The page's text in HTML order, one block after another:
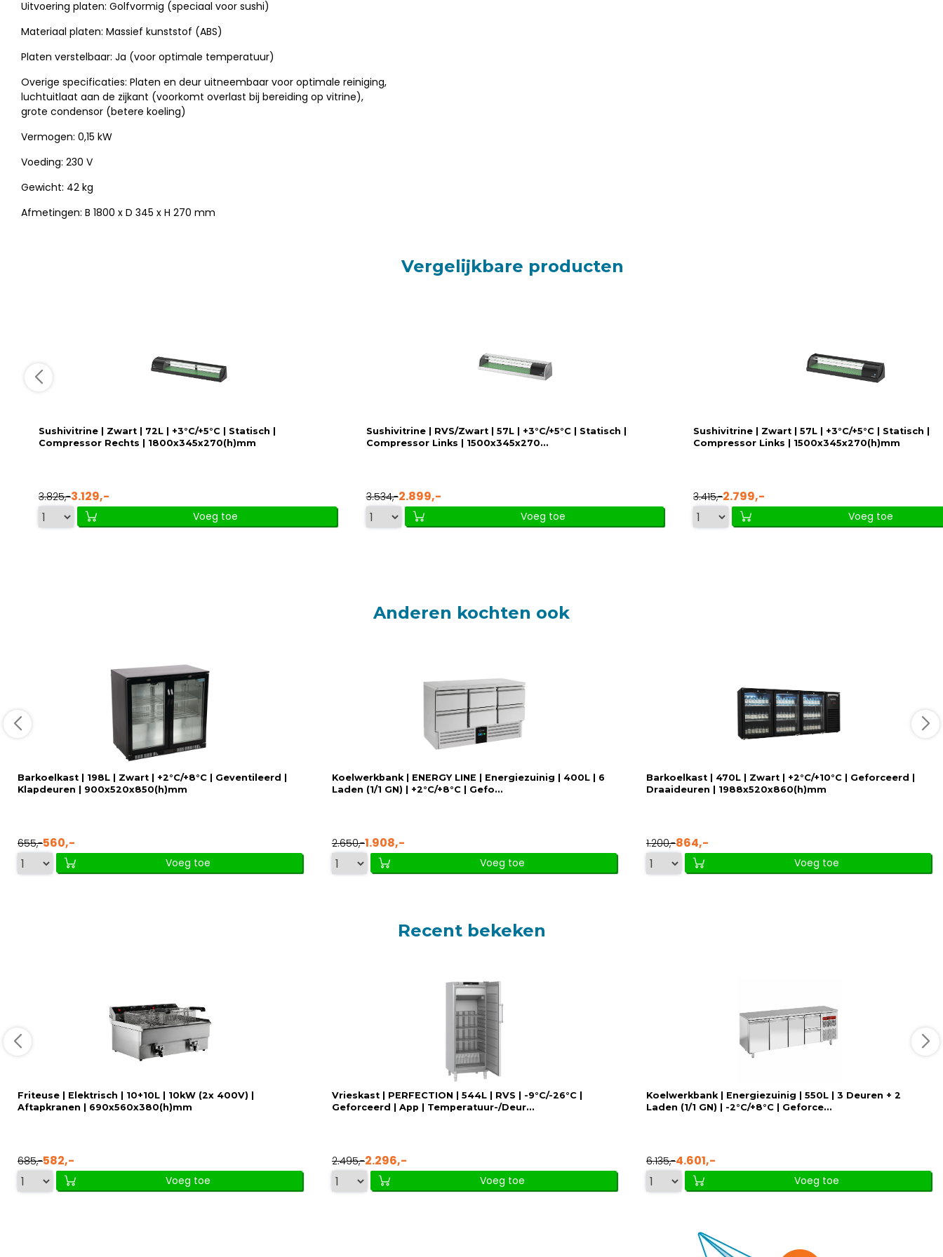
Uitvoering platen: Golfvormig (speciaal voor sushi)
Materiaal platen: Massief kunststof (ABS)
Platen verstelbaar: Ja (voor optimale temperatuur)
Overige specificaties: Platen en deur uitneembaar voor optimale reiniging,
luchtuitlaat aan de zijkant (voorkomt overlast bij bereiding op vitrine),
grote condensor (betere koeling)
Vermogen: 0,15 kW
Voeding: 230 V
Gewicht: 42 kg
Afmetingen: B 1800 x D 345 x H 270 mm
Vergelijkbare producten
Sushivitrine | Zwart | 72L | +3°C/+5°C | Statisch |
Compressor Rechts | 1800x345x270(h)mm
3.825,-3.129,-
Voeg toe
Sushivitrine | RVS/Zwart | 57L | +3°C/+5°C | Statisch |
Compressor Links | 1500x345x270...
3.534,-2.899,-
Voeg toe
Sushivitrine | Zwart | 57L | +3°C/+5°C | Statisch |
Compressor Links | 1500x345x270(h)mm
3.415,-2.799,-
Voeg toe
Anderen kochten ook
Barkoelkast | 198L | Zwart | +2°C/+8°C | Geventileerd |
Klapdeuren | 900x520x850(h)mm
655,-560,-
Voeg toe
Koelwerkbank | ENERGY LINE | Energiezuinig | 400L | 6
Laden (1/1 GN) | +2°C/+8°C | Gefo...
2.650,-1.908,-
Voeg toe
Barkoelkast | 470L | Zwart | +2°C/+10°C | Geforceerd |
Draaideuren | 1988x520x860(h)mm
1.200,-864,-
Voeg toe
Recent bekeken
Friteuse | Elektrisch | 10+10L | 10kW (2x 400V) |
Aftapkranen | 690x560x380(h)mm
685,-582,-
Voeg toe
Vrieskast | PERFECTION | 544L | RVS | -9°C/-26°C |
Geforceerd | App | Temperatuur-/Deur...
2.495,-2.296,-
Voeg toe
Koelwerkbank | Energiezuinig | 550L | 3 Deuren + 2
Laden (1/1 GN) | -2°C/+8°C | Geforce...
6.135,-4.601,-
Voeg toe